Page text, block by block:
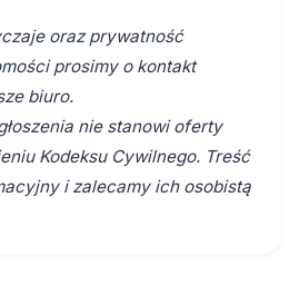
oraz prywatność
prosimy o kontakt
biuro.
nie stanowi oferty
Kodeksu Cywilnego. Treść
i zalecamy ich osobistą